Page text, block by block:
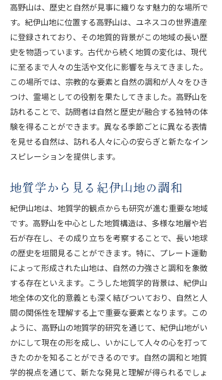
高野山は、歴史と自然が見事に織りなす魅力的な場所で
す。紀伊山地に位置する高野山は、ユネスコの世界遺産
に登録されており、その地質的背景がこの地域の長い歴
史を物語っています。古代から続く地質の変化は、現代
に至るまで人々の生活や文化に影響を与えてきました。
この場所では、宗教的な要素と自然の調和が人々をひき
つけ、霊場としての役割を果たしてきました。高野山を
訪れることで、訪問者は自然と歴史が融合する独特の体
験を得ることができます。異なる季節ごとに異なる表情
を見せる自然は、訪れる人々に心の安らぎと新たなイン
スピレーションを提供します。
地質学から見る紀伊山地の調和
紀伊山地は、地質学的観点からも研究が進む重要な地域
です。高野山を中心とした地質構造は、多様な地層や岩
石が存在し、その成り立ちを考察することで、長い地球
の歴史を垣間見ることができます。特に、プレート運動
によって形成された山地は、自然の力強さと調和を象徴
する存在といえます。こうした地質学的背景は、紀伊山
地全体の文化的意義とも深く結びついており、自然と人
間の関係性を理解する上で重要な要素となります。この
ように、高野山の地質学的研究を通じて、紀伊山地がい
かにして現在の形を成し、いかにして人々の心を打って
きたのかを知ることができるのです。自然の調和と地質
学的視点を通じて、新たな発見と理解が得られるでしょ